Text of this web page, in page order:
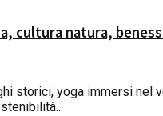
cultura natura,
storici, yoga immersi nel